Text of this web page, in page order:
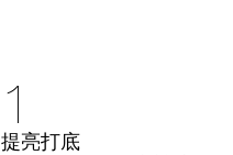
1
提亮打底